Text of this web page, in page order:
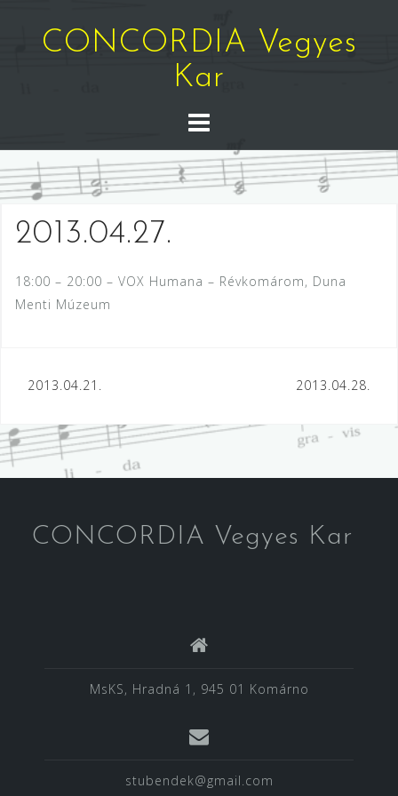
contentCONCORDIA Vegyes
Kar
2013.04.27.
18:00 – 20:00 – VOX Humana – Révkomárom, Duna
Menti Múzeum
Bejegyzés
2013.04.21. 2013.04.28.
CONCORDIA Vegyes Kar
MsKS, Hradná 1, 945 01 Komárno
stubendek@gmail.com